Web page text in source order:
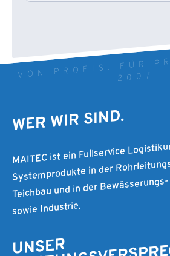
VON PROFIS. FÜR
2007
WER WIR SIND.
MAITEC ist ein Fullservice
Systemprodukte in der
Teichbau und in der
sowie Industrie.
UNSER